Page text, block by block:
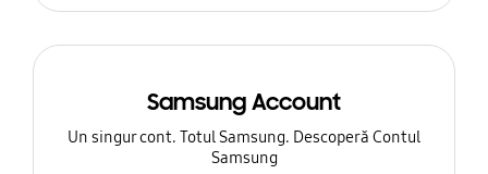
Samsung Account
Un singur cont. Totul Samsung. Descoperă Contul
Samsung